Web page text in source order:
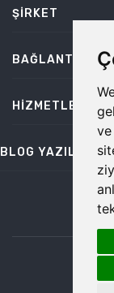
ŞIRKET
BAĞLANTILAR
HIZMETLER
BLOG YAZILARI